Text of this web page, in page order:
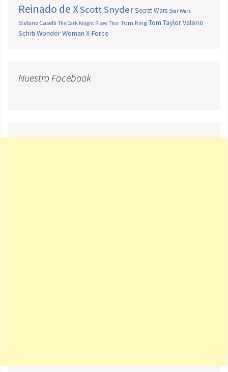
Reinado de XScott SnyderSecret Wars Star Wars
Stefano Caselli The Dark Knight Rises Thor Tom King Tom TaylorValerio
Schiti Wonder Woman X-Force
Nuestro Facebook